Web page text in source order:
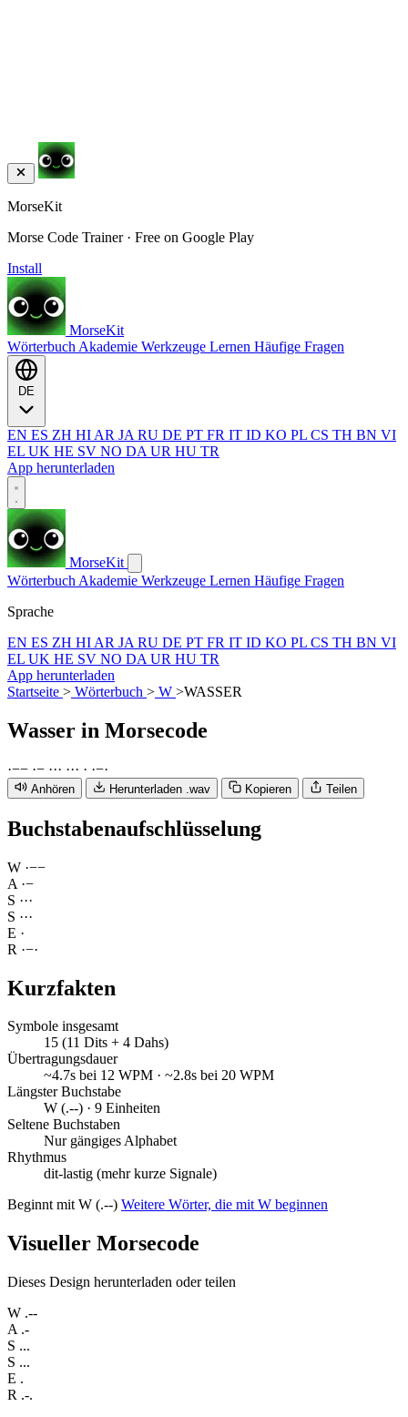
MorseKit
Morse Code Trainer · Free on Google Play
Install
MorseKit
Wörterbuch Akademie Werkzeuge Lernen Häufige Fragen
EN ES ZH HI AR JA RU DE PT FR IT ID KO PL CS TH BN VI
EL UK HE SV NO DA UR HU TR
App herunterladen
MorseKit
Wörterbuch Akademie Werkzeuge Lernen Häufige Fragen
Sprache
EN ES ZH HI AR JA RU DE PT FR IT ID KO PL CS TH BN VI
EL UK HE SV NO DA UR HU TR
App herunterladen
Startseite > Wörterbuch > W >WASSER
Wasser in Morsecode
·−− ·− ··· ··· · ·−·
Anhören Herunterladen .wav Kopieren Teilen
Buchstabenaufschlüsselung
W ·−−
A ·−
S ···
S ···
E ·
R ·−·
Kurzfakten
Symbole insgesamt
15 (11 Dits + 4 Dahs)
Übertragungsdauer
~4.7s bei 12 WPM · ~2.8s bei 20 WPM
Längster Buchstabe
W (.--) · 9 Einheiten
Seltene Buchstaben
Nur gängiges Alphabet
Rhythmus
dit-lastig (mehr kurze Signale)
Beginnt mit W (.--) Weitere Wörter, die mit W beginnen
Visueller Morsecode
Dieses Design herunterladen oder teilen
W .--
A .-
S ...
S ...
E .
R .-.